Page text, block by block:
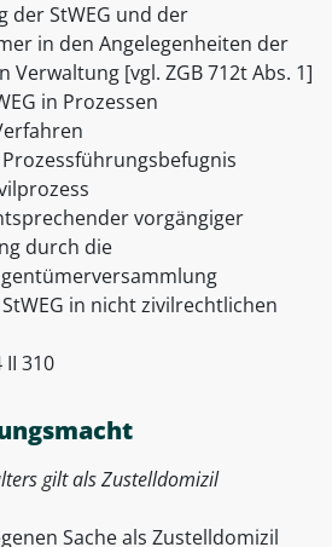
der StWEG und der
in den Angelegenheiten der
Verwaltung [vgl. ZGB 712t Abs. 1]
in Prozessen
vorgängiger
durch die
in nicht zivilrechtlichen
II 310
gilt als Zustelldomizil
Sache als Zustelldomizil